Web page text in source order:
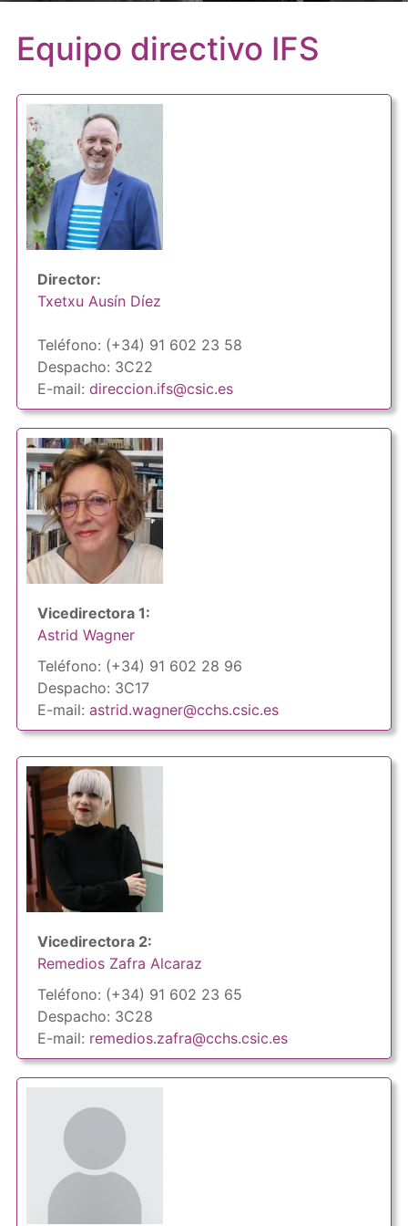
Equipo directivo IFS
Director:
Txetxu Ausín Díez
Teléfono: (+34) 91 602 23 58
Despacho: 3C22
E-mail: direccion.ifs@csic.es
Vicedirectora 1:
Astrid Wagner
Teléfono: (+34) 91 602 28 96
Despacho: 3C17
E-mail: astrid.wagner@cchs.csic.es
Vicedirectora 2:
Remedios Zafra Alcaraz
Teléfono: (+34) 91 602 23 65
Despacho: 3C28
E-mail: remedios.zafra@cchs.csic.es